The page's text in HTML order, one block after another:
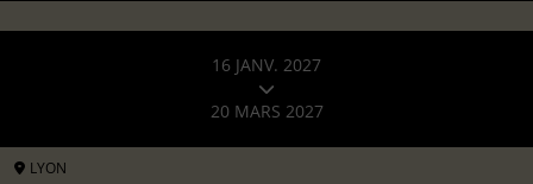
16 JANV. 2027
20 MARS 2027
LYON